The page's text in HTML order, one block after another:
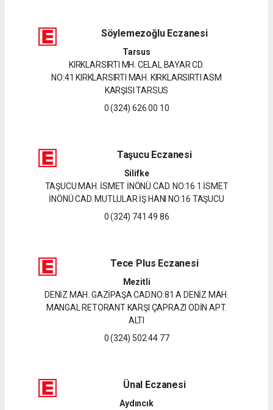
Söylemezoğlu Eczanesi
Tarsus
KIRKLARSIRTI MH. CELAL BAYAR CD.
NO:41 KIRKLARSIRTI MAH. KIRKLARSIRTI ASM
KARŞISI TARSUS
0 (324) 626 00 10
Taşucu Eczanesi
Silifke
TAŞUCU MAH. İSMET İNÖNÜ CAD. NO:16 1 İSMET
İNÖNÜ CAD. MUTLULAR İŞ HANI NO:16 TAŞUCU
0 (324) 741 49 86
Tece Plus Eczanesi
Mezitli
DENİZ MAH. GAZİPAŞA CAD.NO:81 A DENİZ MAH.
MANGAL RETORANT KARŞI ÇAPRAZI ODİN APT.
ALTI
0 (324) 502 44 77
Ünal Eczanesi
Aydıncık